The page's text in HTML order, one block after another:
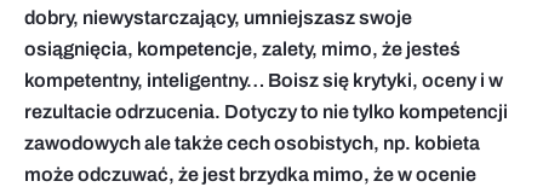
dobry, niewystarczający, umniejszasz swoje
osiągnięcia, kompetencje, zalety, mimo, że jesteś
kompetentny, inteligentny… Boisz się krytyki, oceny i w
rezultacie odrzucenia. Dotyczy to nie tylko kompetencji
zawodowych ale także cech osobistych, np. kobieta
może odczuwać, że jest brzydka mimo, że w ocenie